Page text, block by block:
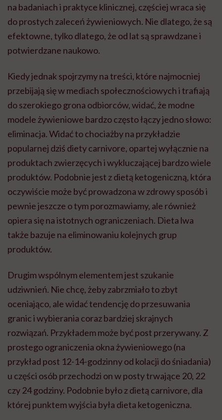
na badaniach i praktyce klinicznej, częściej wraca się
do prostych zaleceń żywieniowych. Nie dlatego, że są
efektowne, tylko dlatego, że od lat są sprawdzane i
potwierdzane naukowo.
Kiedy jednak spojrzymy na treści, które najmocniej
przebijają się w mediach społecznościowych i trafiają
do szerokiego grona odbiorców, widać, że modne
modele żywieniowe bardzo często łączy jedno słowo:
eliminacja. Widać to chociażby na przykładzie
popularnej dziś diety carnivore, opartej wyłącznie na
produktach zwierzęcych i wykluczającej bardzo wiele
produktów. Podobnie jest z dietą ketogeniczną, która
oczywiście może być prowadzona w zdrowy sposób i
pewnie jeszcze o tym porozmawiamy, ale również
opiera się na istotnych ograniczeniach. Dieta lwa
także bazuje na eliminowaniu kolejnych grup
produktów.
Drugim wspólnym elementem jest szukanie
udziwnień. Nie chcę, żeby zabrzmiało to zbyt
oceniająco, ale widać tendencję do przesuwania
granic i wybierania coraz bardziej skrajnych
rozwiązań. Przykładem może być post przerywany. Z
prostego ograniczenia okna żywieniowego (na
przykład post 12-14-godzinny od kolacji do śniadania)
u części osób przechodzi on w posty trwające 20, 22
czy 24 godziny. Podobnie było z dietą carnivore, dla
której punktem wyjścia była dieta ketogeniczna.